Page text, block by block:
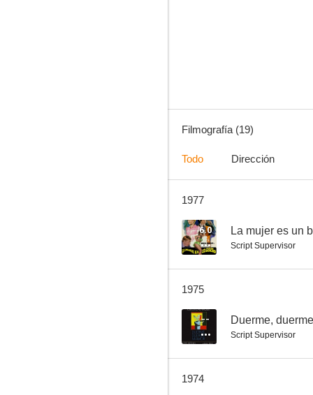
Filmografía (19)
Todo Dirección
1977
6.0 La mujer es un
Script Supervisor
1975
-- Duerme,
Script Supervisor
1974